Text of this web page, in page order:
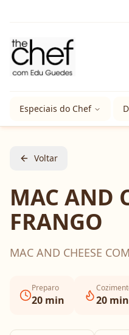
Especiais do Chef
Voltar
MAC AND
FRANGO
MAC AND CHEESE
Preparo
20 min 20 min